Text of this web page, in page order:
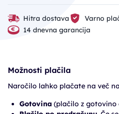
Hitra dostava
Varno
14 dnevna garancija
Možnosti plačila
Naročilo lahko plačate na več
Gotovina (plačilo z gotovino